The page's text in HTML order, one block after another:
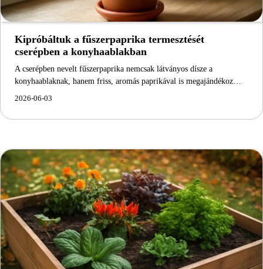
Kipróbáltuk a fűszerpaprika termesztését
cserépben a konyhaablakban
A cserépben nevelt fűszerpaprika nemcsak látványos dísze a
konyhaablaknak, hanem friss, aromás paprikával is megajándékoz…
2026-06-03